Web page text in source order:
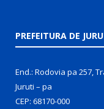
PREFEITURA DE
End.: Rodovia pa 257,
Juruti – pa
CEP: 68170-000